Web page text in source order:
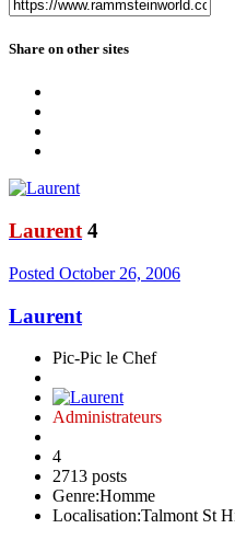
Share on other sites
Laurent 4
Posted October 26, 2006
Laurent
Pic-Pic le Chef
Administrateurs
4
2713 posts
Genre:Homme
Localisation:Talmont St